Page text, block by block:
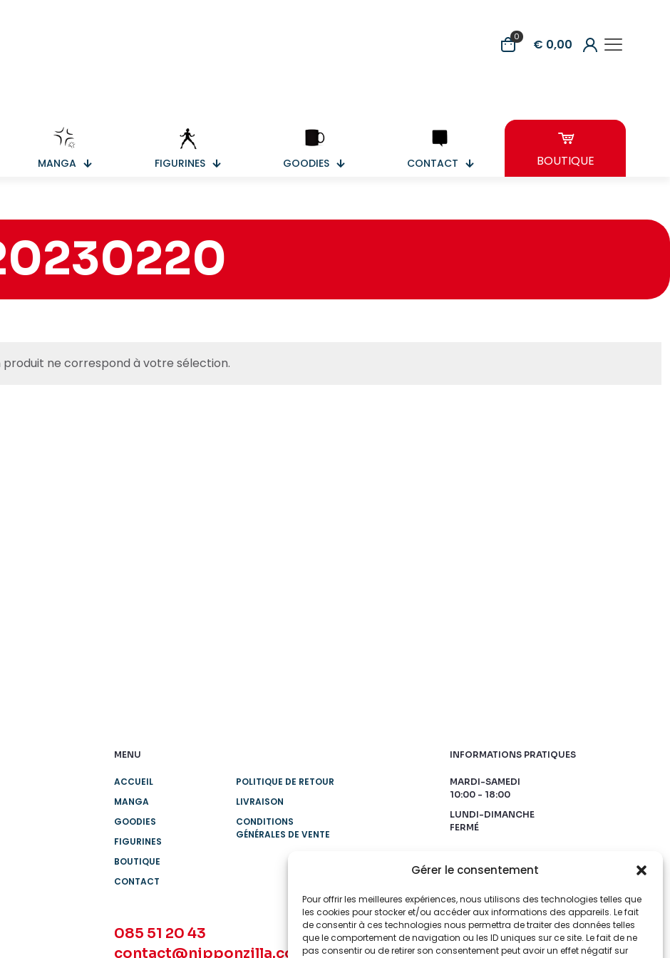
Gérer le consentement
Pour offrir les meilleures expériences, nous utilisons des technologies telles que
les cookies pour stocker et/ou accéder aux informations des appareils. Le fait
de consentir à ces technologies nous permettra de traiter des données telles
que le comportement de navigation ou les ID uniques sur ce site. Le fait de ne
pas consentir ou de retirer son consentement peut avoir un effet négatif sur
0 € 0,00
MANGA FIGURINES GOODIES CONTACT BOUTIQUE
produit ne correspond à votre sélection.
MENU
ACCUEIL
MANGA
GOODIES
FIGURINES
BOUTIQUE
CONTACT
POLITIQUE DE RETOUR
LIVRAISON
CONDITIONS
GÉNÉRALES DE VENTE
085 51 20 43
contact@nipponzilla.com
INFORMATIONS PRATIQUES
MARDI-SAMEDI
10:00 - 18:00
LUNDI-DIMANCHE
FERMÉ